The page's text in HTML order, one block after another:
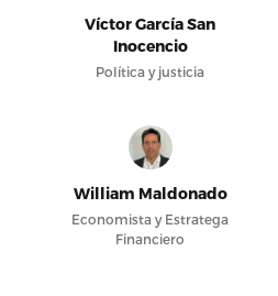
Víctor García San
Inocencio
Política y justicia
William Maldonado
Economista y Estratega
Financiero